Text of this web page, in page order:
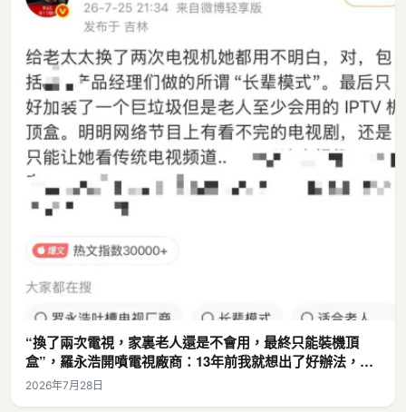
“換了兩次電視，家裏老人還是不會用，最終只能裝機頂
盒”，羅永浩開噴電視廠商：13年前我就想出了好辦法，但
沒人做出來_方案_傻瓜化_用戶
2026年7月28日